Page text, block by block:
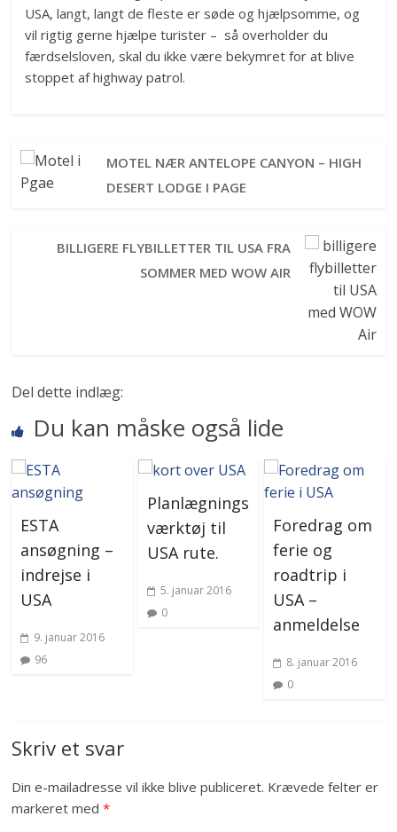
USA, langt, langt de fleste er søde og hjælpsomme, og
vil rigtig gerne hjælpe turister – så overholder du
færdselsloven, skal du ikke være bekymret for at blive
stoppet af highway patrol.
MOTEL NÆR ANTELOPE CANYON – HIGH
DESERT LODGE I PAGE
BILLIGERE FLYBILLETTER TIL USA FRA
SOMMER MED WOW AIR
Del dette indlæg:
Du kan måske også lide
ESTA
ansøgning –
indrejse i
USA
9. januar 2016
96
Planlægnings
værktøj til
USA rute.
5. januar 2016
0
Foredrag om
ferie og
roadtrip i
USA –
anmeldelse
8. januar 2016
0
Skriv et svar
Din e-mailadresse vil ikke blive publiceret. Krævede felter er
markeret med*